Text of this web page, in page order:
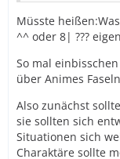
Müsste
^^ oder 8| ???
So mal
über Animes
Also zunächst
sie sollten sich
Situationen sich
Charaktäre sollte